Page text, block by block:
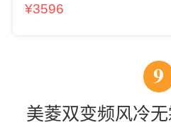
¥3596
9
美菱双变频风冷